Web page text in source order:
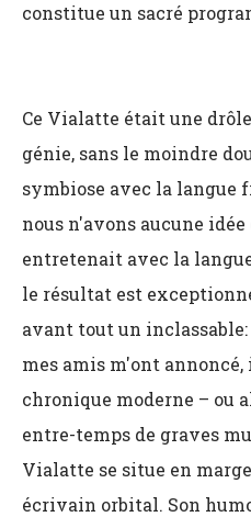
constitue un sacré
Ce Vialatte était une
génie, sans le moindre
symbiose avec la langue
nous n'avons aucune
entretenait avec la
le résultat est
avant tout un
mes amis m'ont annoncé,
chronique moderne – ou
entre-temps de graves
Vialatte se situe en
écrivain orbital. Son